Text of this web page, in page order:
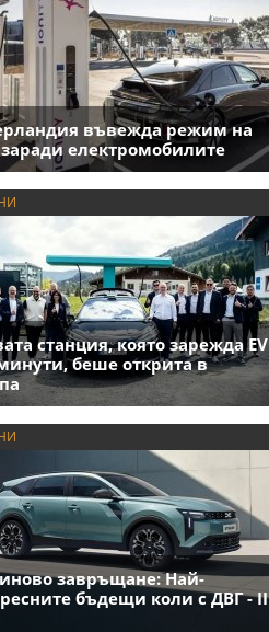
въвежда режим на
заради електромобилите
станция, която зарежда EV
беше открита в
завръщане: Най-
бъдещи коли с ДВГ - II